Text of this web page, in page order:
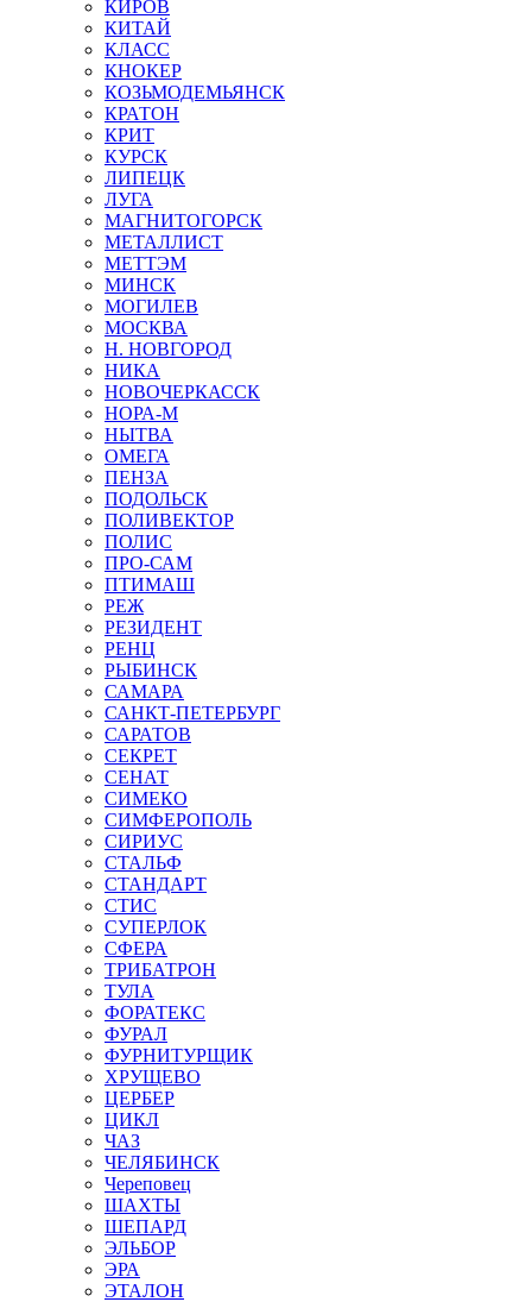
КИРОВ
КИТАЙ
КЛАСС
КНОКЕР
КОЗЬМОДЕМЬЯНСК
КРАТОН
КРИТ
КУРСК
ЛИПЕЦК
ЛУГА
МАГНИТОГОРСК
МЕТАЛЛИСТ
МЕТТЭМ
МИНСК
МОГИЛЕВ
МОСКВА
Н. НОВГОРОД
НИКА
НОВОЧЕРКАССК
НОРА-М
НЫТВА
ОМЕГА
ПЕНЗА
ПОДОЛЬСК
ПОЛИВЕКТОР
ПОЛИС
ПРО-САМ
ПТИМАШ
РЕЖ
РЕЗИДЕНТ
РЕНЦ
РЫБИНСК
САМАРА
САНКТ-ПЕТЕРБУРГ
САРАТОВ
СЕКРЕТ
СЕНАТ
СИМЕКО
СИМФЕРОПОЛЬ
СИРИУС
СТАЛЬФ
СТАНДАРТ
СТИС
СУПЕРЛОК
СФЕРА
ТРИБАТРОН
ТУЛА
ФОРАТЕКС
ФУРАЛ
ФУРНИТУРЩИК
ХРУЩЕВО
ЦЕРБЕР
ЦИКЛ
ЧАЗ
ЧЕЛЯБИНСК
Череповец
ШАХТЫ
ШЕПАРД
ЭЛЬБОР
ЭРА
ЭТАЛОН